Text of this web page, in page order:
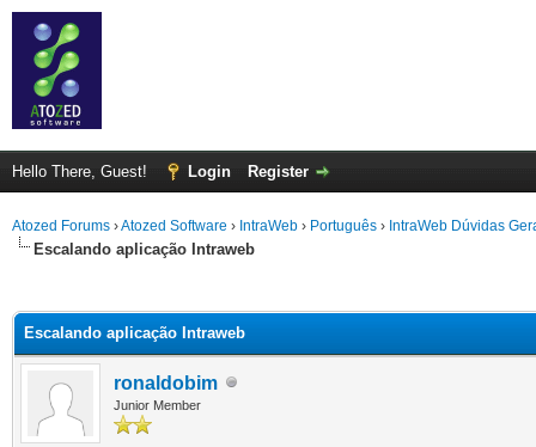
Hello There, Guest! Login Register
Atozed Forums ›Atozed Software › IntraWeb › Português › IntraWeb Dúvidas
Escalando aplicação Intraweb
Escalando aplicação Intraweb
ronaldobim
Junior Member